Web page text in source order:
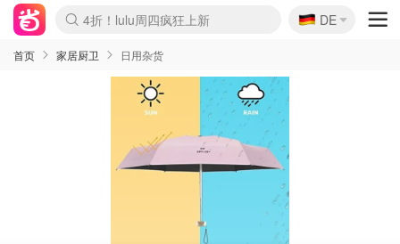
Boticinal 夏促开抢！
4折！lulu周四疯狂上新
还没结束！&OtherStories大促
Joybuy变相75折 随时失效
速领！Stanley独家85折
疑似霸哥！Camper额外叠85折
Zalando 奥莱闪促！每日更新
Moncler反季囤！5折起+叠9折
Coach Brooklyn仅€192
🇩🇪
DE
首页 家居厨卫 日用杂货